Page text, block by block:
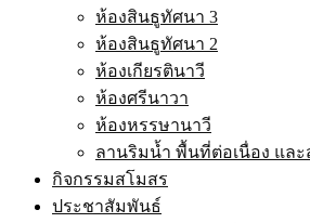
ห้องสินธูทัศนา 3
ห้องสินธูทัศนา 2
ห้องเกียรตินาวี
ห้องศรีนาวา
ห้องหรรษานาวี
ลานริมน้ำ พื้นที่ต่อเนื่อง แล
กิจกรรมสโมสร
ประชาสัมพันธ์